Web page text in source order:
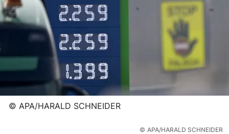
© APA/HARALD SCHNEIDER
© APA/HARALD SCHNEIDER